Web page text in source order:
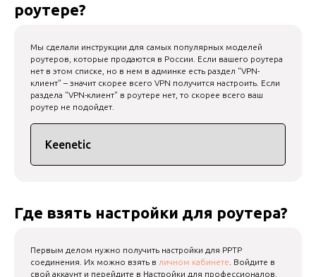
роутере?
Мы сделали инструкции для самых популярных моделей
роутеров, которые продаются в России. Если вашего роутера
нет в этом списке, но в нем в админке есть раздел "VPN-
клиент" – значит скорее всего VPN получится настроить. Если
раздела "VPN-клиент" в роутере нет, то скорее всего ваш
роутер не подойдет.
Где взять настройки для роутера?
Первым делом нужно получить настройки для PPTP
соединения. Их можно взять в личном кабинете . Войдите в
свой аккаунт и перейдите в Настройки для профессионалов.